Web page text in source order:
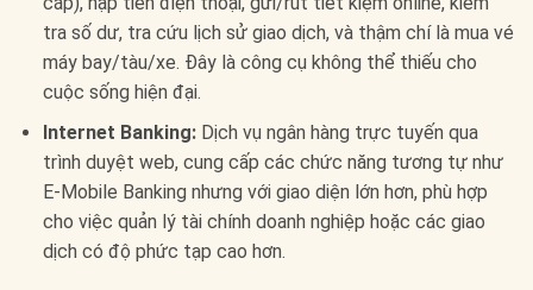
tra số dư, tra cứu lịch sử giao dịch, và thậm chí là mua vé
máy bay/tàu/xe. Đây là công cụ không thể thiếu cho
cuộc sống hiện đại.
Internet Banking:Dịch vụ ngân hàng trực tuyến qua
trình duyệt web, cung cấp các chức năng tương tự như
E-Mobile Banking nhưng với giao diện lớn hơn, phù hợp
cho việc quản lý tài chính doanh nghiệp hoặc các giao
dịch có độ phức tạp cao hơn.